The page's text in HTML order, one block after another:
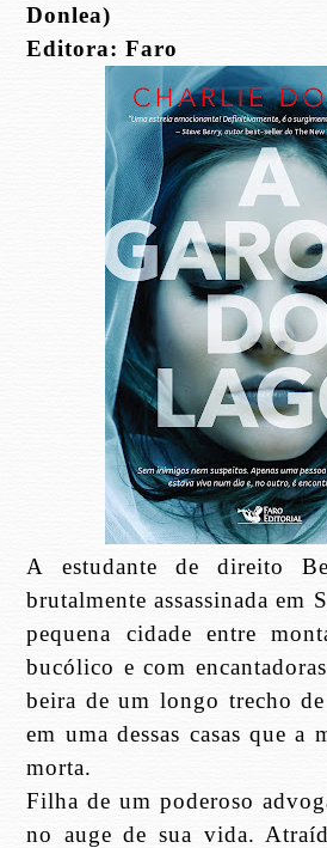
Donlea)
Editora: Faro
A estudante de direito
brutalmente assassinada em
pequena cidade entre
bucólico e com
beira de um longo trecho
em uma dessas casas que a
morta.
Filha de um poderoso
no auge de sua vida.